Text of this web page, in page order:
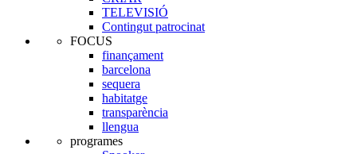
TELEVISIÓ
Contingut patrocinat
FOCUS
finançament
barcelona
sequera
habitatge
transparència
llengua
programes